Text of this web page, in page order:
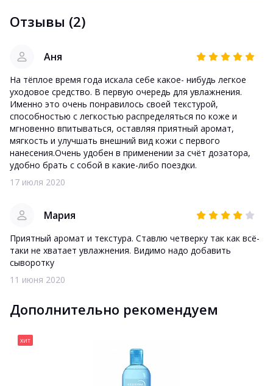
Отзывы (2)
Аня
На тёплое время года искала себе какое- нибудь легкое
уходовое средство. В первую очередь для увлажнения.
Именно это очень понравилось своей текстурой,
способностью с легкостью распределяться по коже и
мгновенно впитываться, оставляя приятный аромат,
мягкость и улучшать внешний вид кожи с первого
нанесения.Очень удобен в применении за счёт дозатора,
удобно брать с собой в какие-либо поездки.
17 июля 2020
Мария
Приятный аромат и текстура. Ставлю четверку так как всё-
таки не хватает увлажнения. Видимо надо добавить
сыворотку
11 июня 2020
Дополнительно рекомендуем
хит